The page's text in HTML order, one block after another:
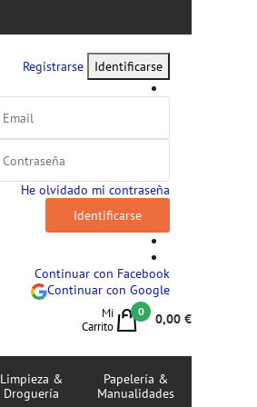
Registrarse Identificarse
He olvidado mi contraseña
Continuar con Facebook
Continuar con Google
Mi
Carrito
0 0,00 €
Limpieza &
Droguería
Papelería &
Manualidades